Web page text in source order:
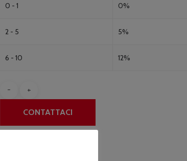
0 - 1 0%
2 - 5 5%
6 - 10 12%
CONTATTACI